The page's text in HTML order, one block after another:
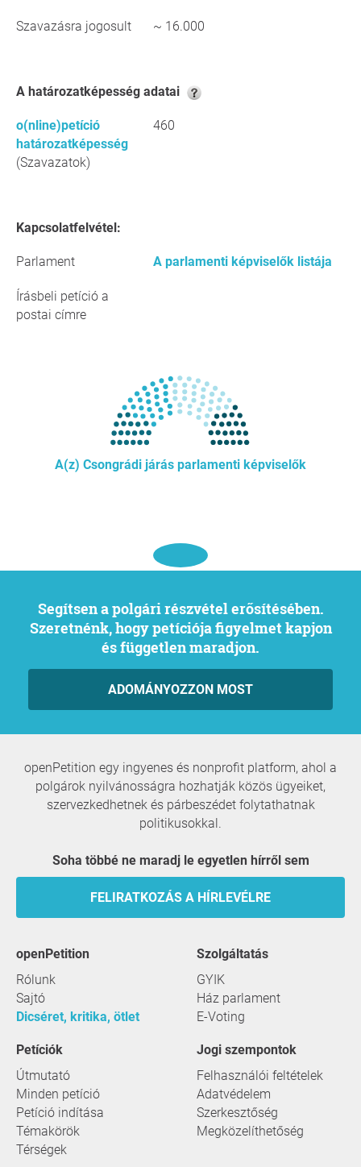
Szavazásra jogosult ~ 16.000
A határozatképesség adatai
o(nline)petíció
határozatképesség
(Szavazatok)
460
Kapcsolatfelvétel:
Parlament A parlamenti képviselők listája
Írásbeli petíció a
postai címre
A(z) Csongrádi járás parlamenti képviselők
Segítsen a polgári részvétel erősítésében.
Szeretnénk, hogy petíciója figyelmet kapjon
és független maradjon.
ADOMÁNYOZZON MOST
openPetition egy ingyenes és nonprofit platform, ahol a
polgárok nyilvánosságra hozhatják közös ügyeiket,
szervezkedhetnek és párbeszédet folytathatnak
politikusokkal.
Soha többé ne maradj le egyetlen hírről sem
FELIRATKOZÁS A HÍRLEVÉLRE
openPetition
Rólunk
Sajtó
Dicséret, kritika, ötlet
szolgáltatás
GYIK
Ház parlament
E-Voting
Petíciók
Útmutató
Minden petíció
Petíció indítása
Témakörök
Térségek
Jogi szempontok
Felhasználói feltételek
Adatvédelem
Szerkesztőség
Megközelíthetőség